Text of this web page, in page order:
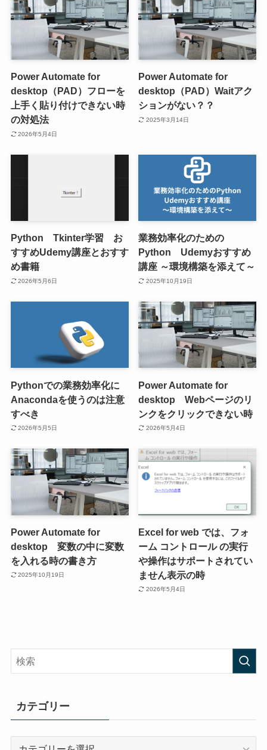
Power Automate for
desktop（PAD）フローを
上手く貼り付けできない時
の対処法
2026年5月4日
Power Automate for
desktop（PAD）Waitアク
ションがない？？
2025年3月14日
Python Tkinter学習 お
すすめUdemy講座とおすす
め書籍
2026年5月6日
業務効率化のための
Python Udemyおすすめ
講座 ～環境構築を添えて～
2025年10月19日
Pythonでの業務効率化に
Anacondaを使うのは注意
すべき
2026年5月5日
Power Automate for
desktop Webページのリ
ンクをクリックできない時
2026年5月4日
Power Automate for
desktop 変数の中に変数
を入れる時の書き方
2025年10月19日
Excel for web では、フォ
ーム コントロール の実行
や操作はサポートされてい
ません表示の時
2026年5月4日
カテゴリー